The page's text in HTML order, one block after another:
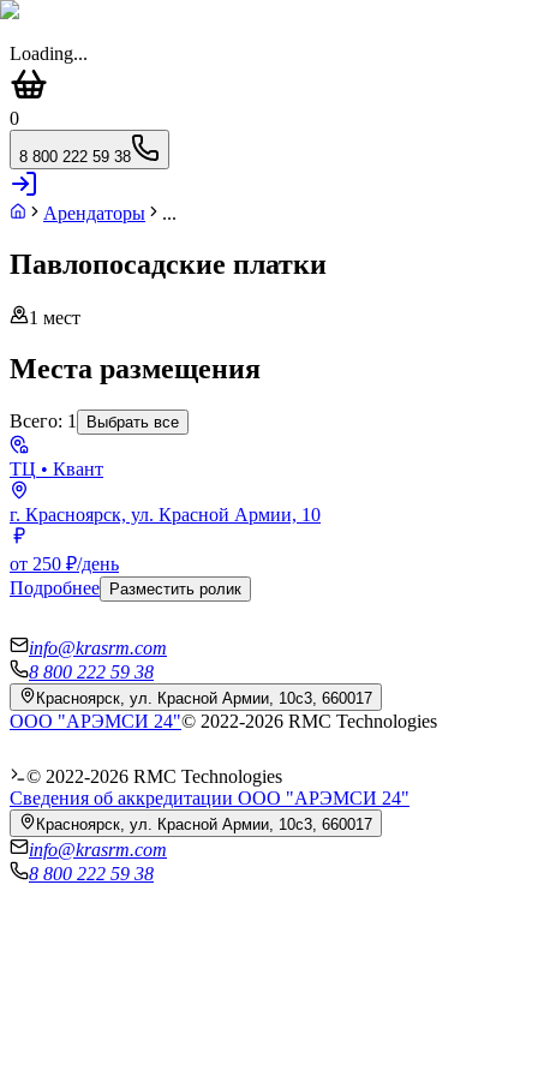
Loading...
0
8 800 222 59 38
Арендаторы ...
Павлопосадские платки
1 мест
Места размещения
Всего: 1 Выбрать все
ТЦ • Квант
г. Красноярск, ул. Красной Армии, 10
от 250 ₽/день
Подробнее Разместить ролик
info@krasrm.com
8 800 222 59 38
Красноярск, ул. Красной Армии, 10с3, 660017
ООО "АРЭМСИ 24"© 2022-2026 RMC Technologies
© 2022-2026 RMC Technologies
Сведения об аккредитации ООО "АРЭМСИ 24"
Красноярск, ул. Красной Армии, 10с3, 660017
info@krasrm.com
8 800 222 59 38